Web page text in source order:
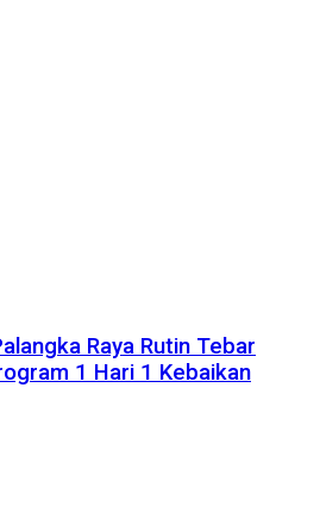
Raya Rutin Tebar
1 Hari 1 Kebaikan